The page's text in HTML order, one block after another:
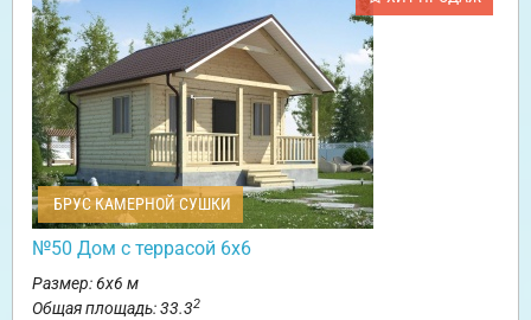
БРУС КАМЕРНОЙ СУШКИ
№50 Дом с террасой 6х6
Размер: 6х6 м
Общая площадь: 33.32